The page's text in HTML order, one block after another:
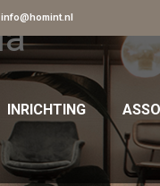
info@homint.nl
INRICHTING